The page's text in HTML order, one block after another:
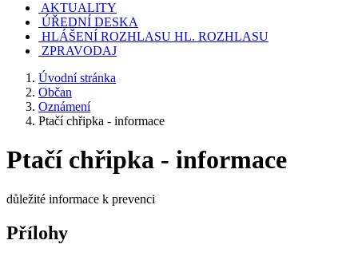
AKTUALITY
ÚŘEDNÍ DESKA
HLÁŠENÍ ROZHLASU HL. ROZHLASU
ZPRAVODAJ
Úvodní stránka
Občan
Oznámení
Ptačí chřipka - informace
Ptačí chřipka - informace
důležité informace k prevenci
Přílohy